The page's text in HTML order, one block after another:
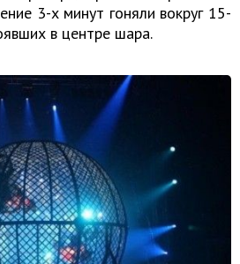
3-х минут гоняли вокруг 15-
в центре шара.